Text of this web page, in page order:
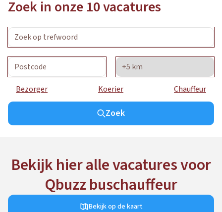
Zoek in onze 10vacatures
Bezorger Koerier Chauffeur
Zoek
Bekijk hier alle vacatures voor
Qbuzz buschauffeur
Bekijk op de kaart